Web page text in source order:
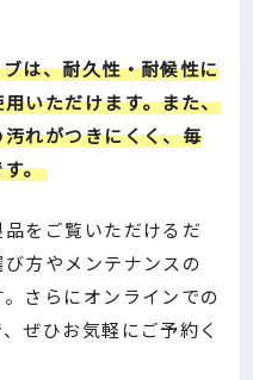
は、耐久性・耐候性に
いただけます。また、
れがつきにくく、毎
す。
をご覧いただけるだ
方やメンテナンスの
さらにオンラインでの
ぜひお気軽にご予約く